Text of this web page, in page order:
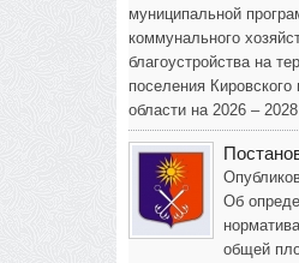
муниципальной
коммунального
благоустройства на
поселения
области на 2026 – 2028
Об
общей